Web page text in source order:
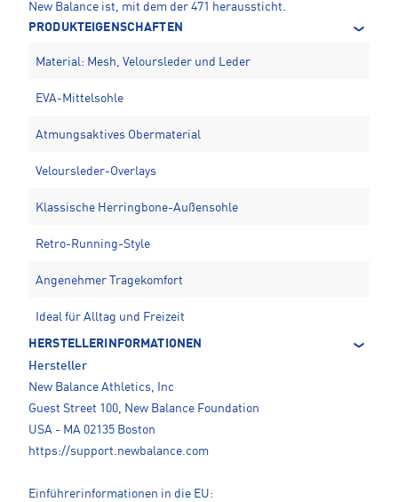
New Balance ist, mit dem der 471 heraussticht.
PRODUKTEIGENSCHAFTEN
Material: Mesh, Veloursleder und Leder
EVA-Mittelsohle
Atmungsaktives Obermaterial
Veloursleder-Overlays
Klassische Herringbone-Außensohle
Retro-Running-Style
Angenehmer Tragekomfort
Ideal für Alltag und Freizeit
HERSTELLERINFORMATIONEN
Hersteller
New Balance Athletics, Inc
Guest Street 100, New Balance Foundation
USA - MA 02135 Boston
https://support.newbalance.com
Einführerinformationen in die EU: